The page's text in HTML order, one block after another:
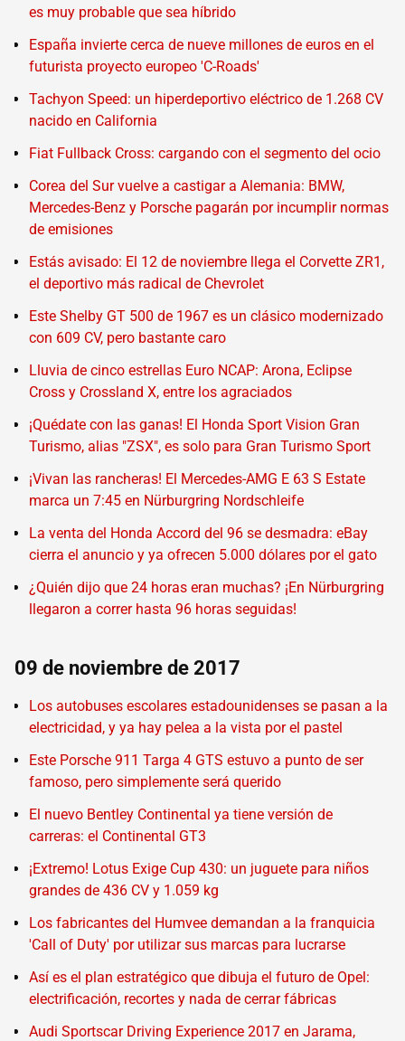
es muy probable que sea híbrido
España invierte cerca de nueve millones de euros en el
futurista proyecto europeo 'C-Roads'
Tachyon Speed: un hiperdeportivo eléctrico de 1.268 CV
nacido en California
Fiat Fullback Cross: cargando con el segmento del ocio
Corea del Sur vuelve a castigar a Alemania: BMW,
Mercedes-Benz y Porsche pagarán por incumplir normas
de emisiones
Estás avisado: El 12 de noviembre llega el Corvette ZR1,
el deportivo más radical de Chevrolet
Este Shelby GT 500 de 1967 es un clásico modernizado
con 609 CV, pero bastante caro
Lluvia de cinco estrellas Euro NCAP: Arona, Eclipse
Cross y Crossland X, entre los agraciados
¡Quédate con las ganas! El Honda Sport Vision Gran
Turismo, alias "ZSX", es solo para Gran Turismo Sport
¡Vivan las rancheras! El Mercedes-AMG E 63 S Estate
marca un 7:45 en Nürburgring Nordschleife
La venta del Honda Accord del 96 se desmadra: eBay
cierra el anuncio y ya ofrecen 5.000 dólares por el gato
¿Quién dijo que 24 horas eran muchas? ¡En Nürburgring
llegaron a correr hasta 96 horas seguidas!
09 de noviembre de 2017
Los autobuses escolares estadounidenses se pasan a la
electricidad, y ya hay pelea a la vista por el pastel
Este Porsche 911 Targa 4 GTS estuvo a punto de ser
famoso, pero simplemente será querido
El nuevo Bentley Continental ya tiene versión de
carreras: el Continental GT3
¡Extremo! Lotus Exige Cup 430: un juguete para niños
grandes de 436 CV y 1.059 kg
Los fabricantes del Humvee demandan a la franquicia
'Call of Duty' por utilizar sus marcas para lucrarse
Así es el plan estratégico que dibuja el futuro de Opel:
electrificación, recortes y nada de cerrar fábricas
Audi Sportscar Driving Experience 2017 en Jarama,